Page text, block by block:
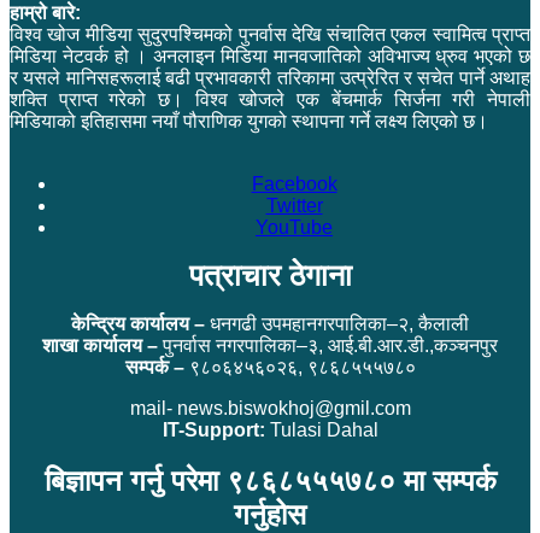
हाम्रो बारे:
विश्व खोज मीडिया सुदुरपश्चिमको पुनर्वास देखि संचालित एकल स्वामित्व प्राप्त
मिडिया नेटवर्क हो । अनलाइन मिडिया मानवजातिको अविभाज्य ध्रुव भएको छ
र यसले मानिसहरूलाई बढी प्रभावकारी तरिकामा उत्प्रेरित र सचेत पार्ने अथाह
शक्ति प्राप्त गरेको छ। विश्व खोजले एक बेंचमार्क सिर्जना गरी नेपाली
मिडियाको इतिहासमा नयाँ पौराणिक युगको स्थापना गर्ने लक्ष्य लिएको छ।
Facebook
Twitter
YouTube
पत्राचार ठेगाना
केन्द्रिय कार्यालय – धनगढी उपमहानगरपालिका–२, कैलाली
शाखा कार्यालय –पुनर्वास नगरपालिका–३, आई.बी.आर.डी.,कञ्चनपुर
सम्पर्क –९८०६४५६०२६, ९८६८५५५७८०
mail- news.biswokhoj@gmil.com
IT-Support: Tulasi Dahal
बिज्ञापन गर्नु परेमा ९८६८५५५७८० मा सम्पर्क
गर्नुहोस